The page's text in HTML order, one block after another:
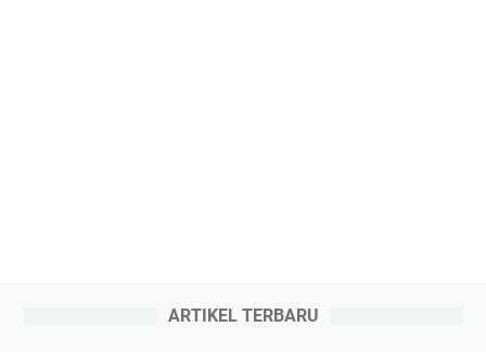
ARTIKEL TERBARU